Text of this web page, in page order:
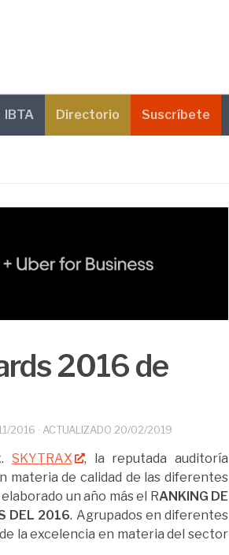
IBTA Directorio Suscríbete
2016 de
2016 · ACTUALIZADO 20/02/2019
SKYTRAX
, la reputada auditoría
materia de calidad de las diferentes
un año más el RANKING DE
DEL 2016. Agrupados en diferentes
la excelencia en materia del sector